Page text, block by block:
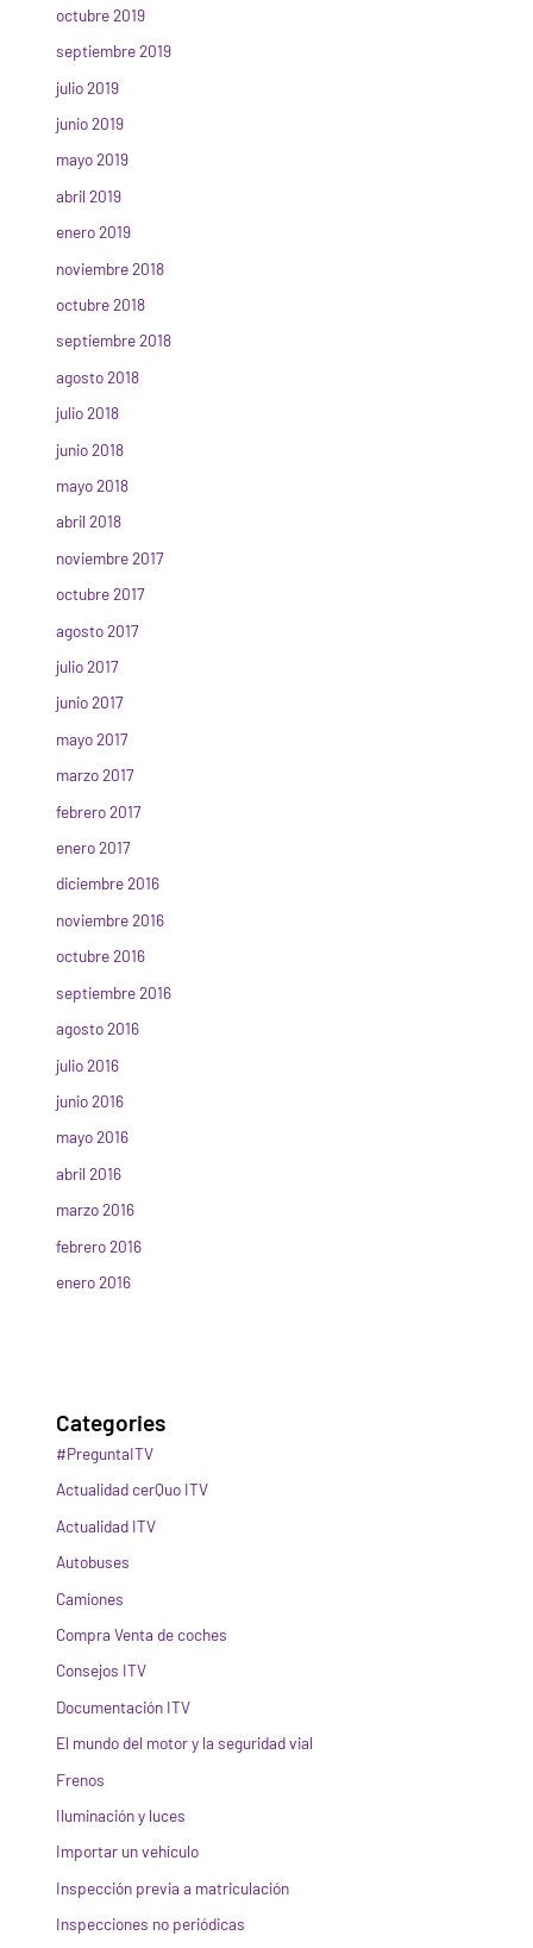
octubre 2019
septiembre 2019
julio 2019
junio 2019
mayo 2019
abril 2019
enero 2019
noviembre 2018
octubre 2018
septiembre 2018
agosto 2018
julio 2018
junio 2018
mayo 2018
abril 2018
noviembre 2017
octubre 2017
agosto 2017
julio 2017
junio 2017
mayo 2017
marzo 2017
febrero 2017
enero 2017
diciembre 2016
noviembre 2016
octubre 2016
septiembre 2016
agosto 2016
julio 2016
junio 2016
mayo 2016
abril 2016
marzo 2016
febrero 2016
enero 2016
Categories
#PreguntaITV
Actualidad cerQuo ITV
Actualidad ITV
Autobuses
Camiones
Compra Venta de coches
Consejos ITV
Documentación ITV
El mundo del motor y la seguridad vial
Frenos
Iluminación y luces
Importar un vehículo
Inspección previa a matriculación
Inspecciones no periódicas